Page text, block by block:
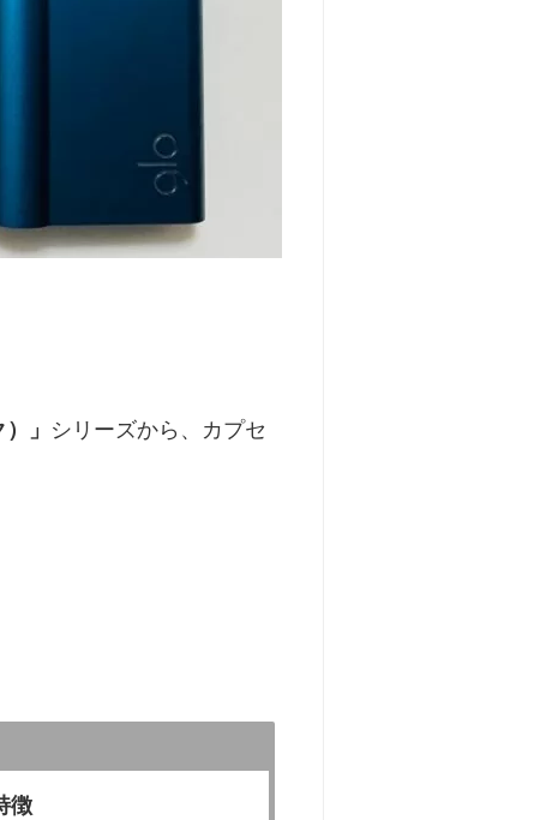
」 シリーズから、カプセ
徴